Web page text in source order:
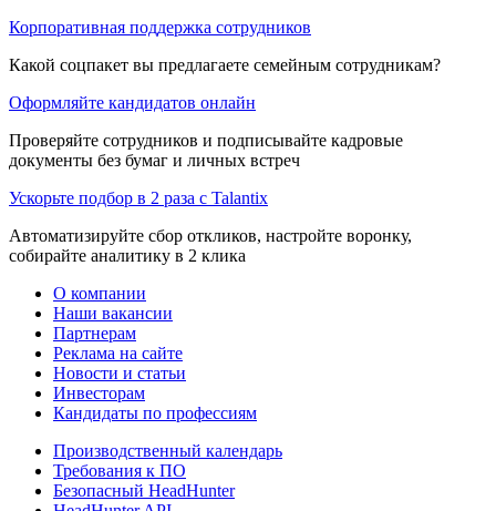
Корпоративная поддержка сотрудников
Какой соцпакет вы предлагаете семейным сотрудникам?
Оформляйте кандидатов онлайн
Проверяйте сотрудников и подписывайте кадровые
документы без бумаг и личных встреч
Ускорьте подбор в 2 раза с Talantix
Автоматизируйте сбор откликов, настройте воронку,
собирайте аналитику в 2 клика
О компании
Наши вакансии
Партнерам
Реклама на сайте
Новости и статьи
Инвесторам
Кандидаты по профессиям
Производственный календарь
Требования к ПО
Безопасный HeadHunter